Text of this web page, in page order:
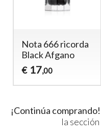
Nota 666 ricorda
Black Afgano
€ 17,00
¡Continúa comprando!
la sección